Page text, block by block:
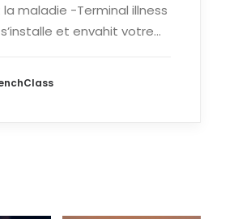
la maladie -Terminal illness
et envahit votre…